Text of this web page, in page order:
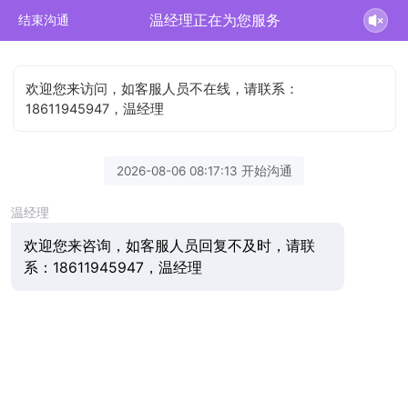
结束沟通 温经理正在为您服务
欢迎您来访问，如客服人员不在线，请联系：
18611945947，温经理
2026-08-06 08:17:13 开始沟通
温经理
欢迎您来咨询，如客服人员回复不及时，请联
系：18611945947，温经理